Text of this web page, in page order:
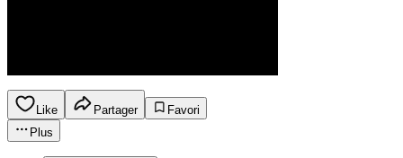
Like Partager
Favori
Plus